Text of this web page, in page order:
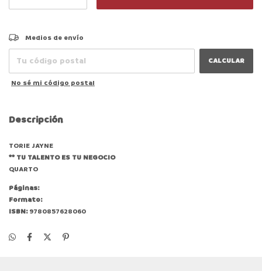
Entregas para el CP:
Medios de envío
CALCULAR
No sé mi código postal
Descripción
TORIE JAYNE
** TU TALENTO ES TU NEGOCIO
QUARTO
Páginas:
Formato:
ISBN:9780857628060